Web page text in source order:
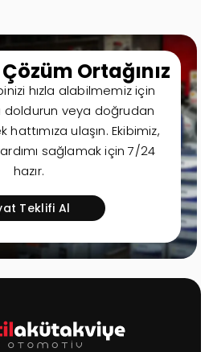
Çözüm Ortağınız
hızla alabilmemiz için
doldurun veya doğrudan
ulaşın. Ekibimiz,
sağlamak için 7/24
hazır.
Teklifi Al